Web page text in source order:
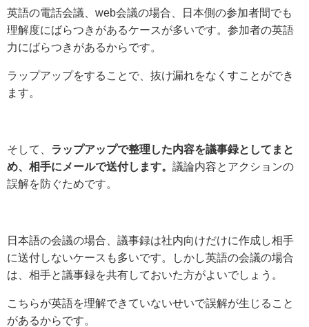
英語の電話会議、web会議の場合、日本側の参加者間でも
理解度にばらつきがあるケースが多いです。参加者の英語
力にばらつきがあるからです。
ラップアップをすることで、抜け漏れをなくすことができ
ます。
そして、 ラップアップで整理した内容を議事録としてまと
め、相手にメールで送付します。 議論内容とアクションの
誤解を防ぐためです。
日本語の会議の場合、議事録は社内向けだけに作成し相手
に送付しないケースも多いです。しかし英語の会議の場合
は、相手と議事録を共有しておいた方がよいでしょう。
こちらが英語を理解できていないせいで誤解が生じること
があるからです。